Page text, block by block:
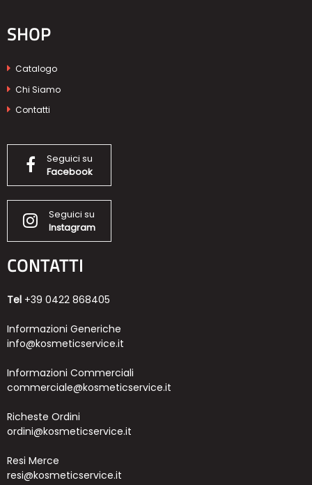
SHOP
Catalogo
Chi Siamo
Contatti
Seguici su
Facebook
Seguici su
Instagram
CONTATTI
Tel +39 0422 868405
Informazioni Generiche
info@kosmeticservice.it
Informazioni Commerciali
commerciale@kosmeticservice.it
Richeste Ordini
ordini@kosmeticservice.it
Resi Merce
resi@kosmeticservice.it